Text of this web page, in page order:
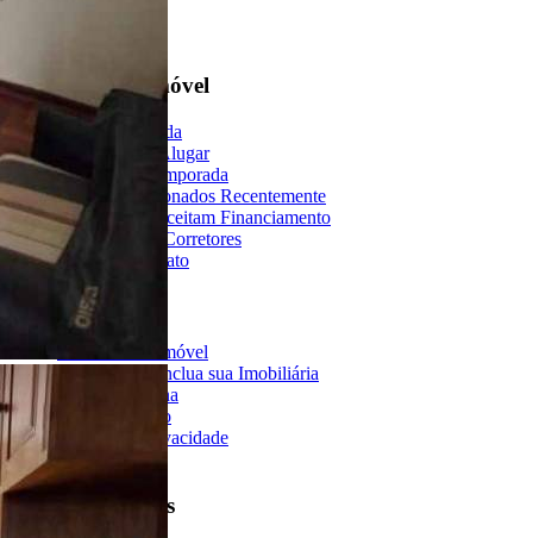
Encontre um Imóvel
Imóveis à Venda
Imóveis para Alugar
Imóveis de Temporada
Imóveis Adicionados Recentemente
Imóveis que Aceitam Financiamento
Imobiliárias e Corretores
Entre em Contato
Sobre o Portal
Anuncie seu Imóvel
Cadastre-se | Inclua sua Imobiliária
Como Funciona
Termos de Uso
Política de Privacidade
Mapa do Site
Portais Parceiros